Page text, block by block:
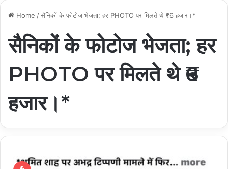
Home /सैनिकों के फोटोज भेजता; हर PHOTO पर मिलते थे ₹6 हजार।*
सैनिकों के फोटोज भेजता; हर
PHOTO पर मिलते थे ₹6
हजार।*